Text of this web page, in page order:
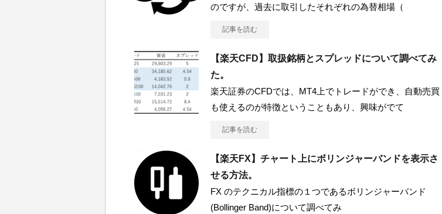
のですが、過去に取引したそれぞれの為替相場（
記事を読む
【楽天CFD】取扱銘柄とスプレッドについて調べてみ
た。
楽天証券のCFDでは、MT4上でトレードができ、自動売買
も使えるのが特徴ということもあり、興味がでて
記事を読む
【楽天FX】チャート上にボリンジャーバンドを表示さ
せる方法。
FX のテクニカル指標の１つであるボリンジャーバンド
(Bollinger Band)について調べてみ